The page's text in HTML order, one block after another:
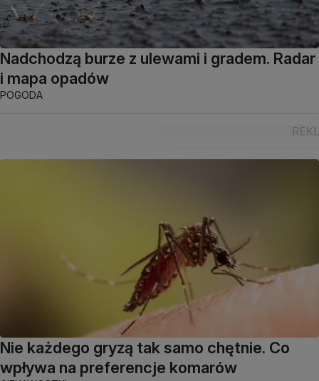
Nadchodzą burze z ulewami i gradem. Radar
i mapa opadów
POGODA
Nie każdego gryzą tak samo chętnie. Co
wpływa na preferencje komarów